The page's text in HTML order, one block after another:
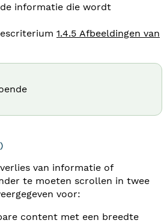
informatie die wordt
1.4.5 Afbeeldingen van
van informatie of
te moeten scrollen in twee
voor:
content met een breedte